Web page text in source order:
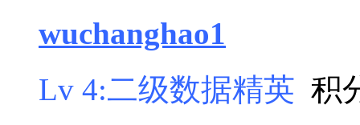
wuchanghao1
Lv 4:二级数据精英 积